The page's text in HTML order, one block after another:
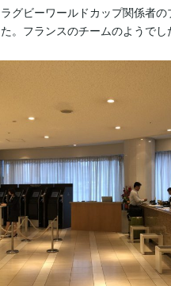
グビーワールドカップ関係者
。フランスのチームのようでし